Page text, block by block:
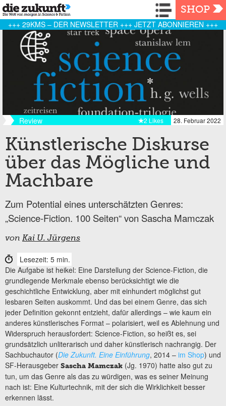
Navigation
SHOP
+++ 29KMS – DER NEWSLETTER +++ JETZT ABONNIEREN +++
Review 28. Februar 2022
2 Likes
Künstlerische Diskurse
über das Mögliche und
Machbare
Zum Potential eines unterschätzten Genres:
„Science-Fiction. 100 Seiten“ von Sascha Mamczak
von Kai U. Jürgens
Lesezeit: 5 min.
Die Aufgabe ist heikel: Eine Darstellung der Science-Fiction, die
grundlegende Merkmale ebenso berücksichtigt wie die
geschichtliche Entwicklung, aber mit einhundert möglichst gut
lesbaren Seiten auskommt. Und das bei einem Genre, das sich
jeder Definition gekonnt entzieht, dafür allerdings – wie kaum ein
anderes künstlerisches Format – polarisiert, weil es Ablehnung und
Widerspruch herausfordert: Science-Fiction, so heißt es, sei
grundsätzlich unliterarisch und daher künstlerisch nachrangig. Der
Sachbuchautor (Die Zukunft. Eine Einführung, 2014 – im Shop) und
SF-Herausgeber Sascha Mamczak (Jg. 1970) hatte also gut zu
tun, um das Genre als das zu würdigen, was es seiner Meinung
nach ist: Eine Kulturtechnik, mit der sich die Wirklichkeit besser
erkennen lässt.